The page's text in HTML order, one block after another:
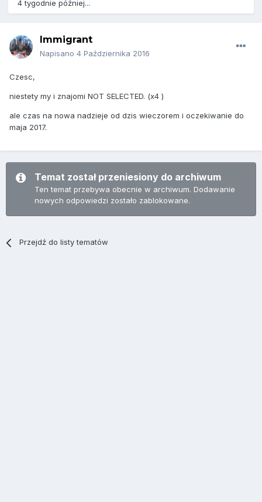
4 tygodnie później...
Immigrant
Napisano 4 Października 2016
Czesc,
niestety my i znajomi NOT SELECTED. (x4 )
ale czas na nowa nadzieje od dzis wieczorem i oczekiwanie do
maja 2017.
Temat został przeniesiony do archiwum
Ten temat przebywa obecnie w archiwum. Dodawanie
nowych odpowiedzi zostało zablokowane.
Przejdź do listy tematów